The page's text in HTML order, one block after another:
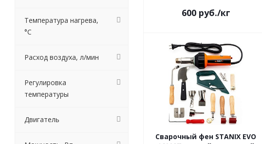
600руб./кг
Сварочный фен STANIX EVO
Температура нагрева,
°С
Расход воздуха, л/мин
Регулировка
температуры
Двигатель